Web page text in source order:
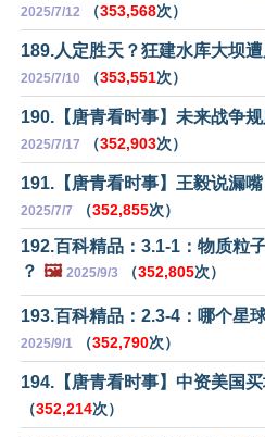
2025/7/12 （353,568次）
189.人定胜天？狂建水库大坝
2025/7/10 （353,551次）
190.【唐青看时事】未来战争
2025/7/17 （352,903次）
191.【唐青看时事】王毅说漏
2025/7/7 （352,855次）
192.百科精品：3.1-1：物质粒
？ 🖼️ 2025/9/3 （352,805次）
193.百科精品：2.3-4：哪个星
2025/9/1 （352,790次）
194.【唐青看时事】中资美国
（352,214次）